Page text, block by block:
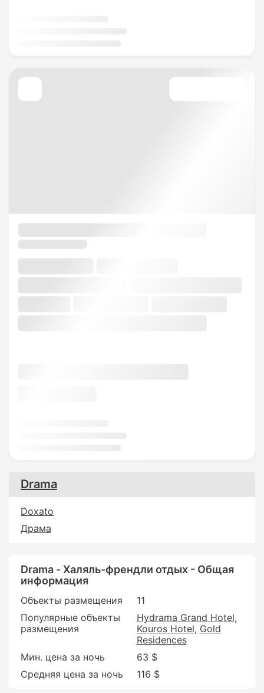
Drama
Doxato
Драма
Drama - Халяль-френдли отдых - Общая
информация
Объекты размещения
11
Популярные объекты
размещения
Hydrama Grand Hotel
Kouros Hotel Gold
Residences
Мин. цена за ночь
63 $
Средняя цена за ночь
116 $